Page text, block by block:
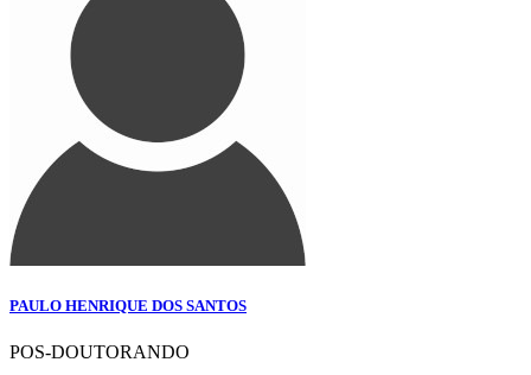
PAULO HENRIQUE DOS SANTOS
POS-DOUTORANDO